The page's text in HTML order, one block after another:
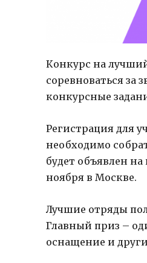
Конкурс на
соревноваться за
конкурсные
Регистрация для
необходимо
будет объявлен
ноября в Москве.
Лучшие отряды
Главный приз –
оснащение и